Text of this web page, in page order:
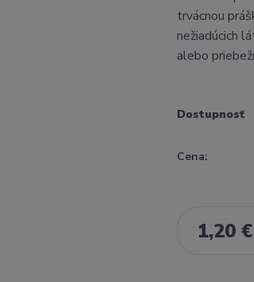
trvácnou
nežiadúcich
alebo
Dostupnosť
Cena:
1,20 €